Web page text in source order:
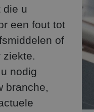
die u
een fout tot
of
ziekte.
nodig
branche,